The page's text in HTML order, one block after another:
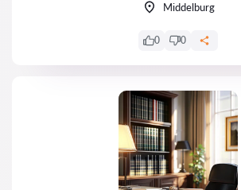
Middelburg
0 0